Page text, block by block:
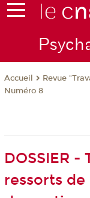
Accueil Revue
Numéro 8
DOSSIER
ressorts